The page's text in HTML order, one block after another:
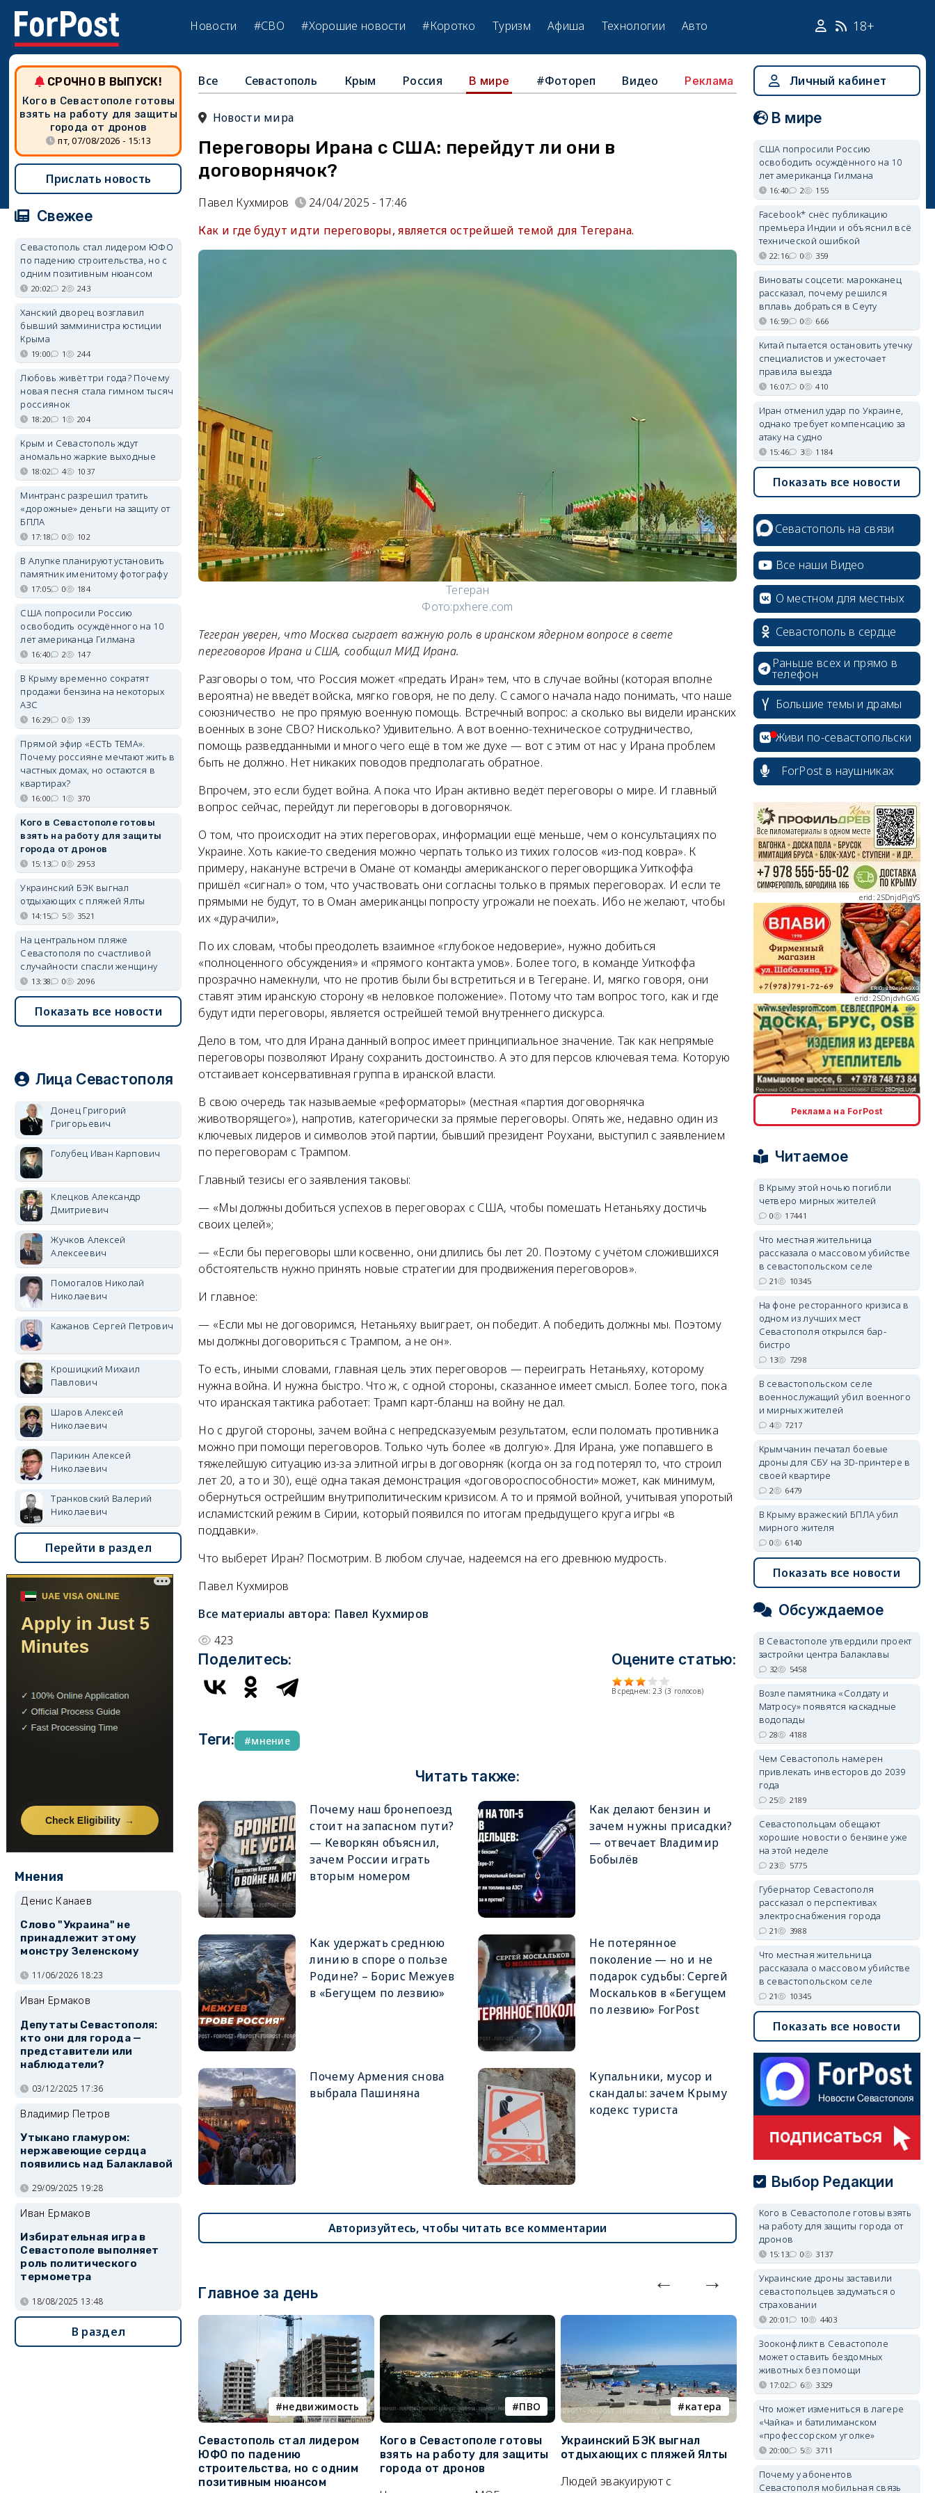
Новости #СВО #Хорошие новости #Коротко Туризм Афиша Технологии Авто 18+
Все Севастополь Крым Россия В мире #Фотореп Видео Реклама
Новости мира
Переговоры Ирана с США: перейдут ли они в
договорнячок?
Павел Кухмиров
24/04/2025 - 17:46
Как и где будут идти переговоры, является острейшей темой для Тегерана.
Тегеран
Фото:pxhere.com
Тегеран уверен, что Москва сыграет важную роль в иранском ядерном вопросе в свете
переговоров Ирана и США, сообщил МИД Ирана.
Разговоры о том, что Россия может «предать Иран» тем, что в случае войны (которая вполне
вероятна) не введёт войска, мягко говоря, не по делу. С самого начала надо понимать, что наше
союзничество не про прямую военную помощь. Встречный вопрос: а сколько вы видели иранских
военных в зоне СВО? Нисколько? Удивительно. А вот военно-техническое сотрудничество,
помощь разведданными и много чего ещё в том же духе — вот с этим от нас у Ирана проблем
быть не должно. Нет никаких поводов предполагать обратное.
Впрочем, это если будет война. А пока что Иран активно ведёт переговоры о мире. И главный
вопрос сейчас, перейдут ли переговоры в договорнячок.
О том, что происходит на этих переговорах, информации ещё меньше, чем о консультациях по
Украине. Хоть какие-то сведения можно черпать только из тихих голосов «из-под ковра». К
примеру, накануне встречи в Омане от команды американского переговорщика Уиткоффа
пришёл «сигнал» о том, что участвовать они согласны только в прямых переговорах. И если те
прямыми не будут, то в Оман американцы попросту угрожали не поехать. Ибо не желают, чтобы
их «дурачили»,
По их словам, чтобы преодолеть взаимное «глубокое недоверие», нужно добиться
«полноценного обсуждения» и «прямого контакта умов». Более того, в команде Уиткоффа
прозрачно намекнули, что не против были бы встретиться и в Тегеране. И, мягко говоря, они
ставят этим иранскую сторону «в неловкое положение». Потому что там вопрос того, как и где
будут идти переговоры, является острейшей темой внутреннего дискурса.
Дело в том, что для Ирана данный вопрос имеет принципиальное значение. Так как непрямые
переговоры позволяют Ирану сохранить достоинство. А это для персов ключевая тема. Которую
отстаивает консервативная группа в иранской власти.
В свою очередь так называемые «реформаторы» (местная «партия договорнячка
животворящего»), напротив, категорически за прямые переговоры. Опять же, недавно один из
ключевых лидеров и символов этой партии, бывший президент Роухани, выступил с заявлением
по переговорам с Трампом.
Главный тезисы его заявления таковы:
— «Мы должны добиться успехов в переговорах с США, чтобы помешать Нетаньяху достичь
своих целей»;
— «Если бы переговоры шли косвенно, они длились бы лет 20. Поэтому с учётом сложившихся
обстоятельств нужно принять новые стратегии для продвижения переговоров».
И главное:
— «Если мы не договоримся, Нетаньяху выиграет, он победит. А победить должны мы. Поэтому
мы должны договориться с Трампом, а не он».
То есть, иными словами, главная цель этих переговоров — переиграть Нетаньяху, которому
нужна война. И нужна быстро. Что ж, с одной стороны, сказанное имеет смысл. Более того, пока
что иранская тактика работает: Трамп карт-бланш на войну не дал.
Но с другой стороны, зачем война с непредсказуемым результатом, если поломать противника
можно при помощи переговоров. Только чуть более «в долгую». Для Ирана, уже попавшего в
тяжелейшую ситуацию из-за элитной игры в договорняк (когда он за год потерял то, что строил
лет 20, а то и 30), ещё одна такая демонстрация «договороспособности» может, как минимум,
обернуться острейшим внутриполитическим кризисом. А то и прямой войной, учитывая упоротый
исламистский режим в Сирии, который появился по итогам предыдущего круга игры «в
поддавки».
Что выберет Иран? Посмотрим. В любом случае, надеемся на его древнюю мудрость.
Павел Кухмиров
Все материалы автора: Павел Кухмиров
423
Поделитесь: Оцените статью:
В среднем: 2.3 (3 голосов)
Теги: мнение
Читать также:
Почему наш бронепоезд
стоит на запасном пути?
— Кеворкян объяснил,
зачем России играть
вторым номером
Как делают бензин и
зачем нужны присадки?
— отвечает Владимир
Бобылёв
Как удержать среднюю
линию в споре о пользе
Родине? – Борис Межуев
в «Бегущем по лезвию»
Не потерянное
поколение — но и не
подарок судьбы: Сергей
Москальков в «Бегущем
по лезвию» ForPost
Почему Армения снова
выбрала Пашиняна
Купальники, мусор и
скандалы: зачем Крыму
кодекс туриста
Авторизуйтесь, чтобы читать все комментарии
Главное за день
недвижимость
Севастополь стал лидером
ЮФО по падению
строительства, но с одним
позитивным нюансом
ПВО
Кого в Севастополе готовы
взять на работу для защиты
города от дронов
катера
Украинский БЭК выгнал
отдыхающих с пляжей Ялты
Людей эвакуируют с
электроснабжение
Губернатор Севастополя
рассказал о перспективах
электроснабжения города
СРОЧНО В ВЫПУСК!
Кого в Севастополе готовы
взять на работу для защиты
города от дронов
пт, 07/08/2026 - 15:13
Прислать новость
Свежее
Севастополь стал лидером ЮФО
по падению строительства, но с
одним позитивным нюансом
20:02 2 243
Ханский дворец возглавил
бывший замминистра юстиции
Крыма
19:00 1 244
Любовь живёт три года? Почему
новая песня стала гимном тысяч
россиянок
18:20 1 204
Крым и Севастополь ждут
аномально жаркие выходные
18:02 4 1037
Минтранс разрешил тратить
«дорожные» деньги на защиту от
БПЛА
17:18 0 102
В Алупке планируют установить
памятник именитому фотографу
17:05 0 184
США попросили Россию
освободить осуждённого на 10
лет американца Гилмана
16:40 2 147
В Крыму временно сократят
продажи бензина на некоторых
АЗС
16:29 0 139
Прямой эфир «ЕСТЬ ТЕМА».
Почему россияне мечтают жить в
частных домах, но остаются в
квартирах?
16:00 1 370
Кого в Севастополе готовы
взять на работу для защиты
города от дронов
15:13 0 2953
Украинский БЭК выгнал
отдыхающих с пляжей Ялты
14:15 5 3521
На центральном пляже
Севастополя по счастливой
случайности спасли женщину
13:38 0 2096
Показать все новости
Лица Севастополя
Донец Григорий
Григорьевич
Голубец Иван Карпович
Клецков Александр
Дмитриевич
Жучков Алексей
Алексеевич
Помогалов Николай
Николаевич
Кажанов Сергей Петрович
Крошицкий Михаил
Павлович
Шаров Алексей
Николаевич
Парикин Алексей
Николаевич
Транковский Валерий
Николаевич
Перейти в раздел
Мнения
Денис Канаев
Слово "Украина" не
принадлежит этому
монстру Зеленскому
11/06/2026 18:23
Иван Ермаков
Депутаты Севастополя:
кто они для города —
представители или
наблюдатели?
03/12/2025 17:36
Владимир Петров
Утыкано гламуром:
нержавеющие сердца
появились над Балаклавой
29/09/2025 19:28
Иван Ермаков
Избирательная игра в
Севастополе выполняет
роль политического
термометра
18/08/2025 13:48
В раздел
Личный кабинет
В мире
США попросили Россию
освободить осуждённого на 10
лет американца Гилмана
16:40 2 155
Facebook* снёс публикацию
премьера Индии и объяснил всё
технической ошибкой
22:16 0 359
Виноваты соцсети: марокканец
рассказал, почему решился
вплавь добраться в Сеуту
16:59 0 666
Китай пытается остановить утечку
специалистов и ужесточает
правила выезда
16:07 0 410
Иран отменил удар по Украине,
однако требует компенсацию за
атаку на судно
15:46 3 1184
Показать все новости
Севастополь на связи
Все наши Видео
О местном для местных
Севастополь в сердце
Раньше всех и прямо в
телефон
Большие темы и драмы
Живи по-севастопольски
ForPost в наушниках
erid: 2SDnjdPjgYS
erid: 2SDnjdvhGXG
erid: 2SDnjcLUypt
erid: 2SDnjcrDNw6
erid: 2SDnjdvhGXG
Реклама на ForPost
Читаемое
В Крыму этой ночью погибли
четверо мирных жителей
0 17441
Что местная жительница
рассказала о массовом убийстве
в севастопольском селе
21 10345
На фоне ресторанного кризиса в
одном из лучших мест
Севастополя открылся бар-
бистро
13 7298
В севастопольском селе
военнослужащий убил военного
и мирных жителей
4 7217
Крымчанин печатал боевые
дроны для СБУ на 3D-принтере в
своей квартире
2 6479
В Крыму вражеский БПЛА убил
мирного жителя
0 6140
Показать все новости
Обсуждаемое
В Севастополе утвердили проект
застройки центра Балаклавы
32 5458
Возле памятника «Солдату и
Матросу» появятся каскадные
водопады
28 4188
Чем Севастополь намерен
привлекать инвесторов до 2039
года
25 2189
Севастопольцам обещают
хорошие новости о бензине уже
на этой неделе
23 5775
Губернатор Севастополя
рассказал о перспективах
электроснабжения города
21 3988
Что местная жительница
рассказала о массовом убийстве
в севастопольском селе
21 10345
Показать все новости
Выбор Редакции
Кого в Севастополе готовы взять
на работу для защиты города от
дронов
15:13 0 3137
Украинские дроны заставили
севастопольцев задуматься о
страховании
20:01 10 4403
Зооконфликт в Севастополе
может оставить бездомных
животных без помощи
17:02 6 3329
Что может измениться в лагере
«Чайка» и батилиманском
«профессорском уголке»
20:00 5 3711
Почему у абонентов
Севастополя мобильная связь